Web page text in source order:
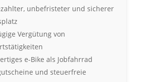
unbefristeter und sicherer
Vergütung von
e-Bike als Jobfahrrad
und steuerfreie